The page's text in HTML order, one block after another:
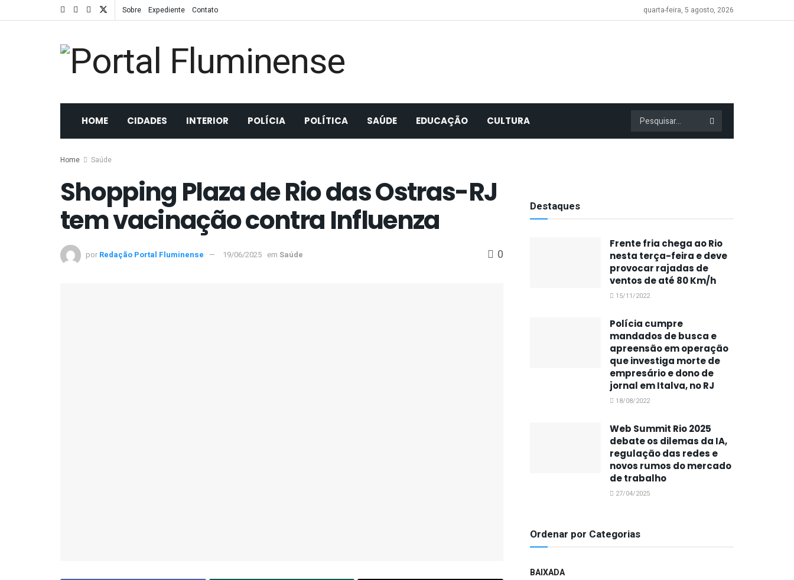
Sobre Expediente Contato quarta-feira, 5 agosto, 2026
HOME CIDADES INTERIOR POLÍCIA POLÍTICA SAÚDE EDUCAÇÃO CULTURA
Home Saúde
Shopping Plaza de Rio das Ostras-RJ
tem vacinação contra Influenza
por Redação Portal Fluminense 19/06/2025 em Saúde 0
Destaques
Frente fria chega ao Rio
nesta terça-feira e deve
provocar rajadas de
ventos de até 80 Km/h
15/11/2022
Polícia cumpre
mandados de busca e
apreensão em operação
que investiga morte de
empresário e dono de
jornal em Italva, no RJ
18/08/2022
Web Summit Rio 2025
debate os dilemas da IA,
regulação das redes e
novos rumos do mercado
de trabalho
27/04/2025
Ordenar por Categorias
BAIXADA